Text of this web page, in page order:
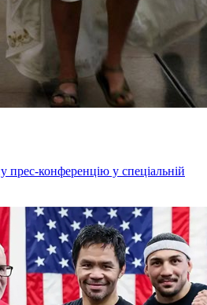
конференцію у спеціальній